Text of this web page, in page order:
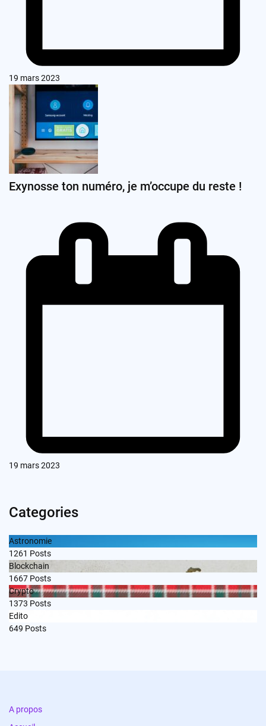
19 mars 2023
Exynosse ton numéro, je m’occupe du reste !
19 mars 2023
Categories
Astronomie
1261 Posts
Blockchain
1667 Posts
Crypto
1373 Posts
Edito
649 Posts
A propos